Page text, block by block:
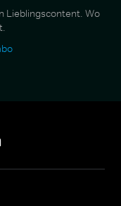
Lieblingscontent. Wo